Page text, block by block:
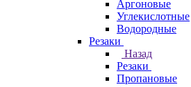
Аргоновые
Углекислотные
Водородные
Резаки
Назад
Резаки
Пропановые